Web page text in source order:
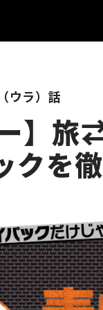
ウラ）話
ー】
クを